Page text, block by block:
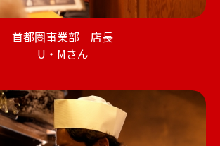
首都圏事業部 店長
U・Mさん